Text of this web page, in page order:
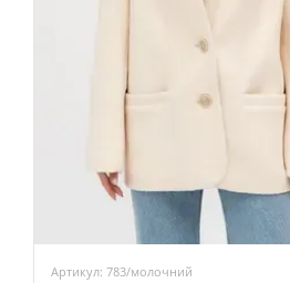
Артикул: 783/молочний